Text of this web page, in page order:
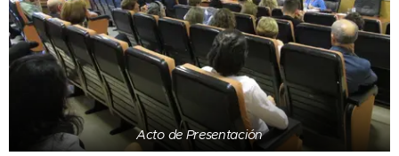
Acto de Presentación